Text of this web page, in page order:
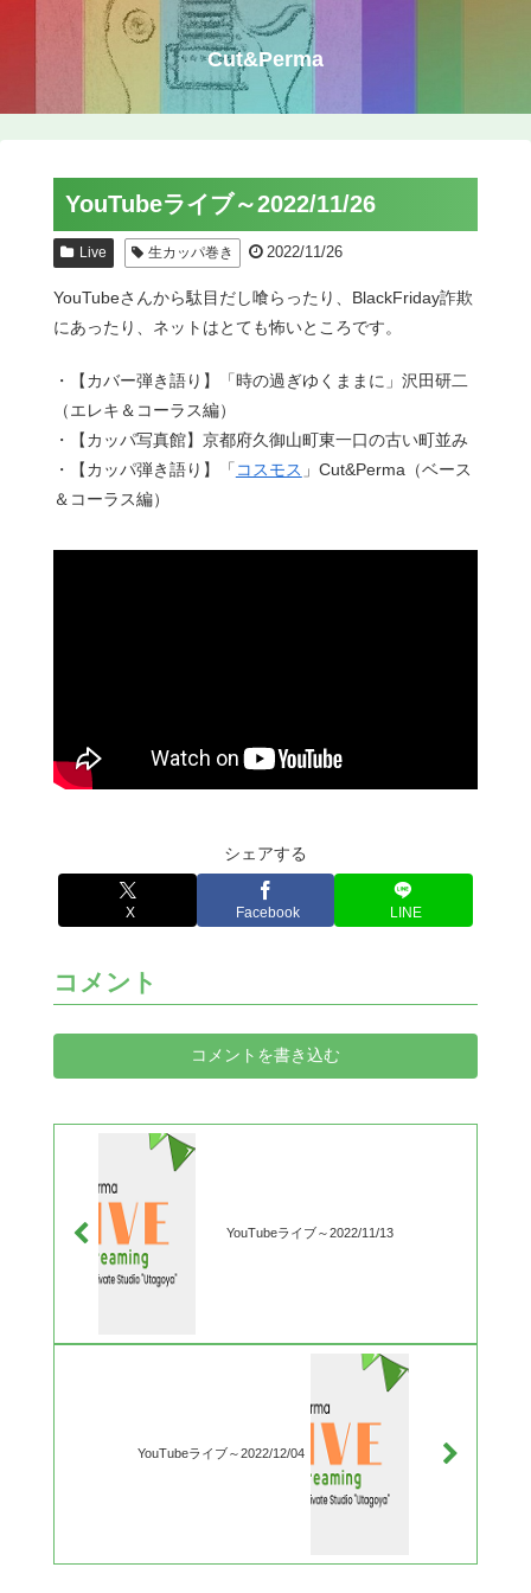
Cut&Perma
YouTubeライブ～2022/11/26
Live 生カッパ巻き 2022/11/26
YouTubeさんから駄目だし喰らったり、BlackFriday詐欺
にあったり、ネットはとても怖いところです。
・【カバー弾き語り】「時の過ぎゆくままに」沢田研二
（エレキ＆コーラス編）
・【カッパ写真館】京都府久御山町東一口の古い町並み
・【カッパ弾き語り】「 コスモス 」Cut&Perma（ベース
＆コーラス編）
シェアする
X Facebook LINE
コメント
コメントを書き込む
YouTubeライブ～2022/11/13
YouTubeライブ～2022/12/04